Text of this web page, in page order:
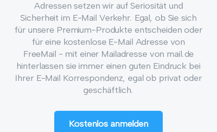
Adressen setzen wir auf Seriosität und
Sicherheit im E-Mail Verkehr. Egal, ob Sie sich
für unsere Premium-Produkte entscheiden oder
für eine kostenlose E-Mail Adresse von
FreeMail - mit einer Mailadresse von mail.de
hinterlassen sie immer einen guten Eindruck bei
Ihrer E-Mail Korrespondenz, egal ob privat oder
geschäftlich.
Kostenlos anmelden